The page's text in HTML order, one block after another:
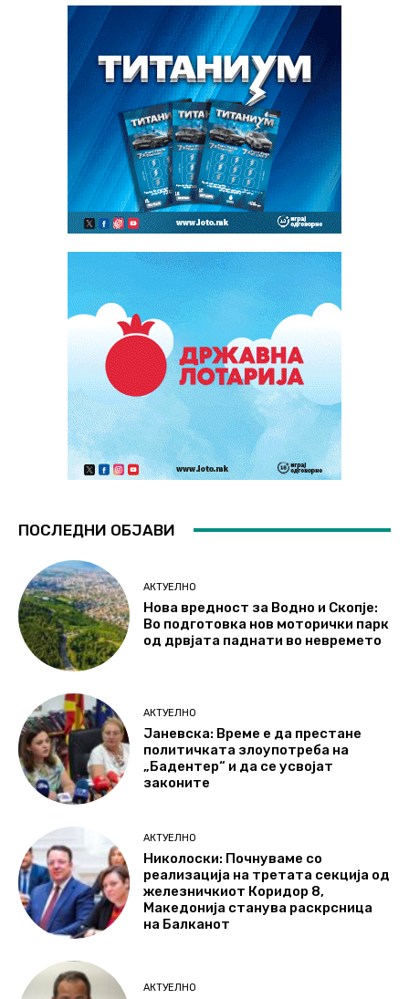
ПОСЛЕДНИ ОБЈАВИ
АКТУЕЛНО
Нова вредност за Водно и Скопје:
Во подготовка нов моторички парк
од дрвјата паднати во невремето
АКТУЕЛНО
Јаневска: Време е да престане
политичката злоупотреба на
„Бадентер“ и да се усвојат
законите
АКТУЕЛНО
Николоски: Почнуваме со
реализација на третата секција од
железничкиот Коридор 8,
Македонија станува раскрсница
на Балканот
АКТУЕЛНО